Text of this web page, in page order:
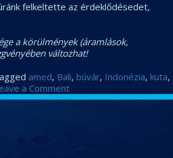
felkeltette az érdeklődésedet,
a körülmények (áramlások,
változhat!
amed, Bali, búvár, Indonézia, kuta,
a Commenton
Tavaszi